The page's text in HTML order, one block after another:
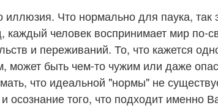
иллюзия. Что нормально для паука, так
каждый человек воспринимает мир по-
и переживаний. То, что кажется
может быть чем-то чужим или даже
что идеальной "нормы" не
осознание того, что подходит именно